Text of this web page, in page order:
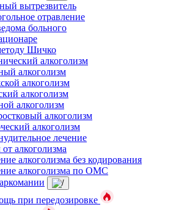
вытрезвитель
отравление
больного
Шичко
алкоголизм
алкоголизм
алкоголизм
алкоголизм
алкоголизм
алкоголизм
алкоголизм
лечение
алкоголизма
алкоголизма без кодирования
алкоголизма по ОМС
при передозировке